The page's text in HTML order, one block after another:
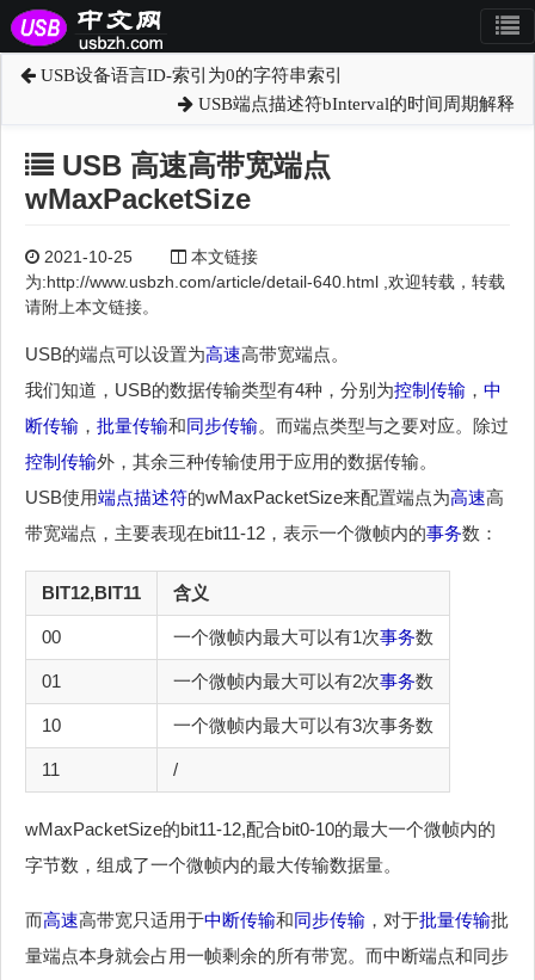
USB设备语言ID-索引为0的字符串索引
USB端点描述符bInterval的时间周期解释
USB 高速高带宽端点
wMaxPacketSize
2021-10-25
本文链接
为:http://www.usbzh.com/article/detail-640.html ,欢迎转载，转载
请附上本文链接。
USB的端点可以设置为高速高带宽端点。
我们知道，USB的数据传输类型有4种，分别为控制传输 ， 中
断传输 ， 批量传输和同步传输。而端点类型与之要对应。除过
控制传输外，其余三种传输使用于应用的数据传输。
USB使用端点描述符的wMaxPacketSize来配置端点为高速高
带宽端点，主要表现在bit11-12，表示一个微帧内的事务数：
BIT12,BIT11 含义
00 一个微帧内最大可以有1次事务数
01 一个微帧内最大可以有2次事务数
10 一个微帧内最大可以有3次事务数
11 /
wMaxPacketSize的bit11-12,配合bit0-10的最大一个微帧内的
字节数，组成了一个微帧内的最大传输数据量。
而高速高带宽只适用于中断传输和同步传输 ，对于批量传输批
量端点本身就会占用一帧剩余的所有带宽。而中断端点和同步